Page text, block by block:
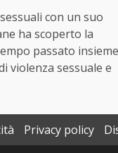
con un suo
ha scoperto la
passato insieme
violenza sessuale e
Privacy policy